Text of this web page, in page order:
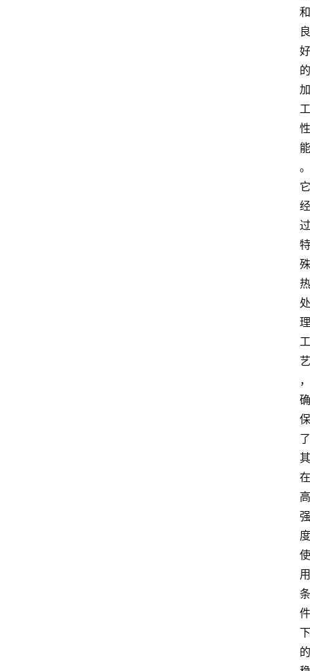
和
良
好
的
加
工
性
能
。
它
经
过
特
殊
热
处
理
工
艺
，
确
保
了
其
在
高
强
度
使
用
条
件
下
的